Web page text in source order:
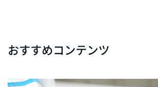
おすすめコンテンツ